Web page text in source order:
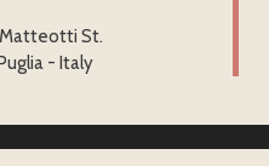
St.
- Italy